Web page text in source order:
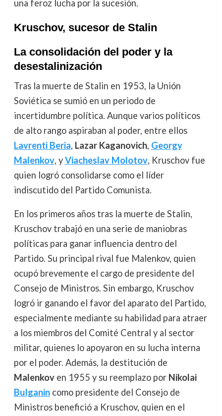
una feroz lucha por la sucesión.
Kruschov, sucesor de Stalin
La consolidación del poder y la
desestalinización
Tras la muerte de Stalin en 1953, la Unión
Soviética se sumió en un periodo de
incertidumbre política. Aunque varios políticos
de alto rango aspiraban al poder, entre ellos
Lavrenti Beria, Lazar Kaganovich, Georgy
Malenkov, yViacheslav Molotov, Kruschov fue
quien logró consolidarse como el líder
indiscutido del Partido Comunista.
En los primeros años tras la muerte de Stalin,
Kruschov trabajó en una serie de maniobras
políticas para ganar influencia dentro del
Partido. Su principal rival fue Malenkov, quien
ocupó brevemente el cargo de presidente del
Consejo de Ministros. Sin embargo, Kruschov
logró ir ganando el favor del aparato del Partido,
especialmente mediante su habilidad para atraer
a los miembros del Comité Central y al sector
militar, quienes lo apoyaron en su lucha interna
por el poder. Además, la destitución de
Malenkoven 1955 y su reemplazo por Nikolai
Bulganincomo presidente del Consejo de
Ministros benefició a Kruschov, quien en el